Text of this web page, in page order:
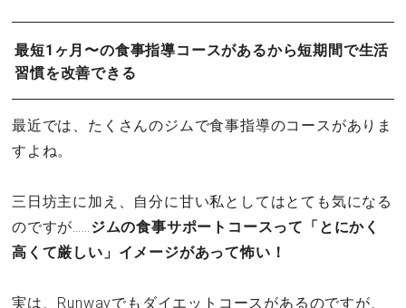
最短1ヶ月〜の食事指導コースがあるから短期間で生活
習慣を改善できる
最近では、たくさんのジムで食事指導のコースがありま
すよね。
三日坊主に加え、自分に甘い私としてはとても気になる
のですが……ジムの食事サポートコースって「とにかく
高くて厳しい」イメージがあって怖い！
実は、Runwayでもダイエットコースがあるのですが、